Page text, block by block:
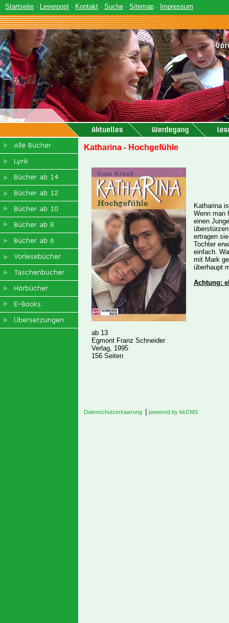
Startseite · Leserpost · Kontakt · Suche · Sitemap · Impressum
Katharina - Hochgefühle
Katharina
Wenn man
einen
ertragen
Tochter
einfach.
mit Mark
überhaupt
Achtung:
ab 13
Egmont Franz Schneider
Verlag, 1995
156 Seiten
Datenschutzerklaerung powered by kkCMS